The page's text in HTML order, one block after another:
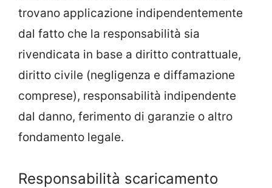
trovano applicazione indipendentemente
dal fatto che la responsabilità sia
rivendicata in base a diritto contrattuale,
diritto civile (negligenza e diffamazione
comprese), responsabilità indipendente
dal danno, ferimento di garanzie o altro
fondamento legale.
Responsabilità scaricamento